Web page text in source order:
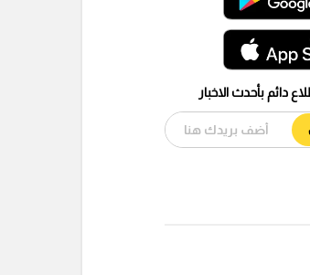
دائم بأحدث الاخبار